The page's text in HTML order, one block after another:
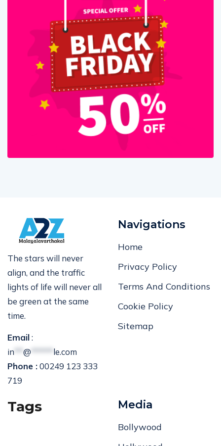
The stars will never
align, and the traffic
lights of life will never all
be green at the same
time.
Email:
in ** @ ***** le.com
Phone :00249 123 333
719
Navigations
Home
Privacy Policy
Terms And Conditions
Cookie Policy
Sitemap
Tags Media
Bollywood